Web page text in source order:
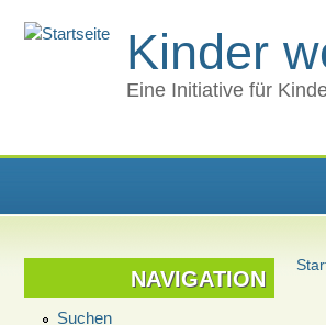
Kinder
Eine Initiative für
NAVIGATION
Suchen